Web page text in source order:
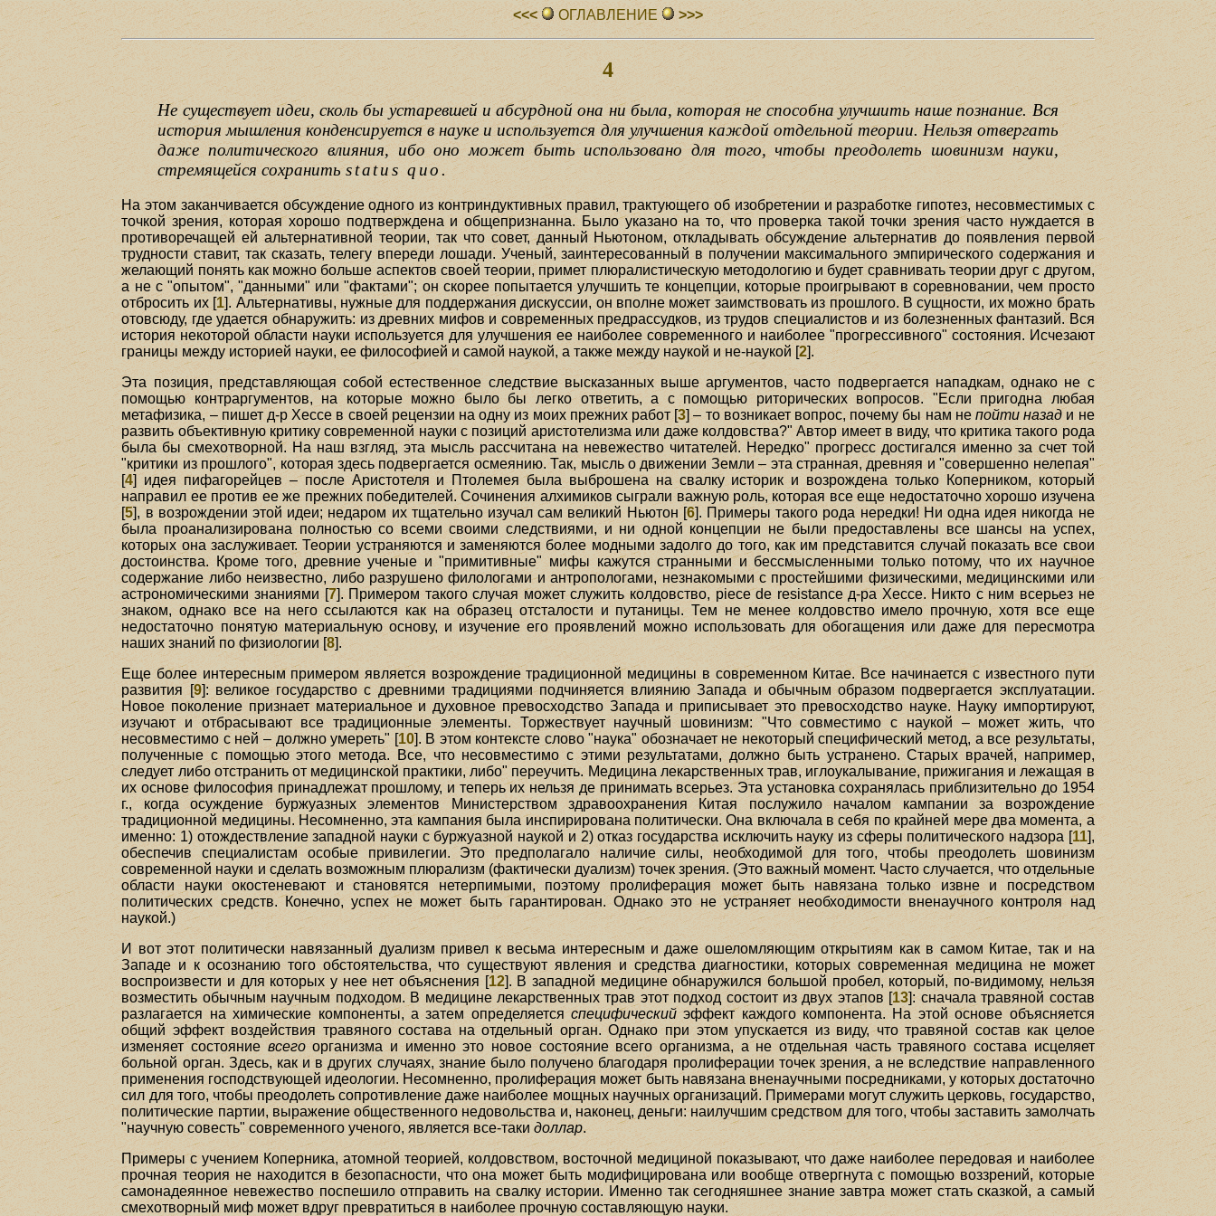
<<< ОГЛАВЛЕHИЕ >>>
4
Не существует идеи, сколь бы устаревшей и абсурдной она ни была, которая не способна улучшить наше познание. Вся
история мышления конденсируется в науке и используется для улучшения каждой отдельной теории. Нельзя отвергать
даже политического влияния, ибо оно может быть использовано для того, чтобы преодолеть шовинизм науки,
стремящейся сохранитьstatus quo.
На этом заканчивается обсуждение одного из контриндуктивных правил, трактующего об изобретении и разработке гипотез, несовместимых с
точкой зрения, которая хорошо подтверждена и общепризнанна. Было указано на то, что проверка такой точки зрения часто нуждается в
противоречащей ей альтернативной теории, так что совет, данный Ньютоном, откладывать обсуждение альтернатив до появления первой
трудности ставит, так сказать, телегу впереди лошади. Ученый, заинтересованный в получении максимального эмпирического содержания и
желающий понять как можно больше аспектов своей теории, примет плюралистическую методологию и будет сравнивать теории друг с другом,
а не с "опытом", "данными" или "фактами"; он скорее попытается улучшить те концепции, которые проигрывают в соревновании, чем просто
отбросить их [1]. Альтернативы, нужные для поддержания дискуссии, он вполне может заимствовать из прошлого. В сущности, их можно брать
отовсюду, где удается обнаружить: из древних мифов и современных предрассудков, из трудов специалистов и из болезненных фантазий. Вся
история некоторой области науки используется для улучшения ее наиболее современного и наиболее "прогрессивного" состояния. Исчезают
границы между историей науки, ее философией и самой наукой, а также между наукой и не-наукой [2].
Эта позиция, представляющая собой естественное следствие высказанных выше аргументов, часто подвергается нападкам, однако не с
помощью контраргументов, на которые можно было бы легко ответить, а с помощью риторических вопросов. "Если пригодна любая
метафизика, – пишет д-р Хессе в своей рецензии на одну из моих прежних работ [3] – то возникает вопрос, почему бы нам непойти назад и не
развить объективную критику современной науки с позиций аристотелизма или даже колдовства?" Автор имеет в виду, что критика такого рода
была бы смехотворной. На наш взгляд, эта мысль рассчитана на невежество читателей. Нередко" прогресс достигался именно за счет той
"критики из прошлого", которая здесь подвергается осмеянию. Так, мысль о движении Земли – эта странная, древняя и "совершенно нелепая"
[4] идея пифагорейцев – после Аристотеля и Птолемея была выброшена на свалку историк и возрождена только Коперником, который
направил ее против ее же прежних победителей. Сочинения алхимиков сыграли важную роль, которая все еще недостаточно хорошо изучена
[5], в возрождении этой идеи; недаром их тщательно изучал сам великий Ньютон [6]. Примеры такого рода нередки! Ни одна идея никогда не
была проанализирована полностью со всеми своими следствиями, и ни одной концепции не были предоставлены все шансы на успех,
которых она заслуживает. Теории устраняются и заменяются более модными задолго до того, как им представится случай показать все свои
достоинства. Кроме того, древние ученые и "примитивные" мифы кажутся странными и бессмысленными только потому, что их научное
содержание либо неизвестно, либо разрушено филологами и антропологами, незнакомыми с простейшими физическими, медицинскими или
астрономическими знаниями [7]. Примером такого случая может служить колдовство, piece de resistance д-ра Хессе. Никто с ним всерьез не
знаком, однако все на него ссылаются как на образец отсталости и путаницы. Тем не менее колдовство имело прочную, хотя все еще
недостаточно понятую материальную основу, и изучение его проявлений можно использовать для обогащения или даже для пересмотра
наших знаний по физиологии [8].
Еще более интересным примером является возрождение традиционной медицины в современном Китае. Все начинается с известного пути
развития [9]: великое государство с древними традициями подчиняется влиянию Запада и обычным образом подвергается эксплуатации.
Новое поколение признает материальное и духовное превосходство Запада и приписывает это превосходство науке. Науку импортируют,
изучают и отбрасывают все традиционные элементы. Торжествует научный шовинизм: "Что совместимо с наукой – может жить, что
несовместимо с ней – должно умереть" [10]. В этом контексте слово "наука" обозначает не некоторый специфический метод, а все результаты,
полученные с помощью этого метода. Все, что несовместимо с этими результатами, должно быть устранено. Старых врачей, например,
следует либо отстранить от медицинской практики, либо" переучить. Медицина лекарственных трав, иглоукалывание, прижигания и лежащая в
их основе философия принадлежат прошлому, и теперь их нельзя де принимать всерьез. Эта установка сохранялась приблизительно до 1954
г., когда осуждение буржуазных элементов Министерством здравоохранения Китая послужило началом кампании за возрождение
традиционной медицины. Несомненно, эта кампания была инспирирована политически. Она включала в себя по крайней мере два момента, а
именно: 1) отождествление западной науки с буржуазной наукой и 2) отказ государства исключить науку из сферы политического надзора [11],
обеспечив специалистам особые привилегии. Это предполагало наличие силы, необходимой для того, чтобы преодолеть шовинизм
современной науки и сделать возможным плюрализм (фактически дуализм) точек зрения. (Это важный момент. Часто случается, что отдельные
области науки окостеневают и становятся нетерпимыми, поэтому пролиферация может быть навязана только извне и посредством
политических средств. Конечно, успех не может быть гарантирован. Однако это не устраняет необходимости вненаучного контроля над
наукой.)
И вот этот политически навязанный дуализм привел к весьма интересным и даже ошеломляющим открытиям как в самом Китае, так и на
Западе и к осознанию того обстоятельства, что существуют явления и средства диагностики, которых современная медицина не может
воспроизвести и для которых у нее нет объяснения [12]. В западной медицине обнаружился большой пробел, который, по-видимому, нельзя
возместить обычным научным подходом. В медицине лекарственных трав этот подход состоит из двух этапов [13]: сначала травяной состав
разлагается на химические компоненты, а затем определяетсяспецифическийэффект каждого компонента. На этой основе объясняется
общий эффект воздействия травяного состава на отдельный орган. Однако при этом упускается из виду, что травяной состав как целое
изменяет состояниевсегоорганизма и именно это новое состояние всего организма, а не отдельная часть травяного состава исцеляет
больной орган. Здесь, как и в других случаях, знание было получено благодаря пролиферации точек зрения, а не вследствие направленного
применения господствующей идеологии. Несомненно, пролиферация может быть навязана вненаучными посредниками, у которых достаточно
сил для того, чтобы преодолеть сопротивление даже наиболее мощных научных организаций. Примерами могут служить церковь, государство,
политические партии, выражение общественного недовольства и, наконец, деньги: наилучшим средством для того, чтобы заставить замолчать
"научную совесть" современного ученого, является все-такидоллар.
Примеры с учением Коперника, атомной теорией, колдовством, восточной медициной показывают, что даже наиболее передовая и наиболее
прочная теория не находится в безопасности, что она может быть модифицирована или вообще отвергнута с помощью воззрений, которые
самонадеянное невежество поспешило отправить на свалку истории. Именно так сегодняшнее знание завтра может стать сказкой, а самый
смехотворный миф может вдруг превратиться в наиболее прочную составляющую науки.